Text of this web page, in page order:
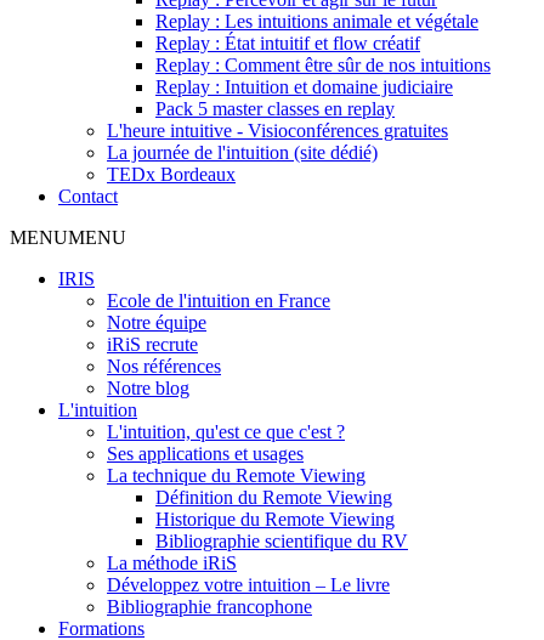
Replay : Les intuitions animale et végétale
Replay : État intuitif et flow créatif
Replay : Comment être sûr de nos intuitions
Replay : Intuition et domaine judiciaire
Pack 5 master classes en replay
L'heure intuitive - Visioconférences gratuites
La journée de l'intuition (site dédié)
TEDx Bordeaux
Contact
MENUMENU
IRIS
Ecole de l'intuition en France
Notre équipe
iRiS recrute
Nos références
Notre blog
L'intuition
L'intuition, qu'est ce que c'est ?
Ses applications et usages
La technique du Remote Viewing
Définition du Remote Viewing
Historique du Remote Viewing
Bibliographie scientifique du RV
La méthode iRiS
Développez votre intuition – Le livre
Bibliographie francophone
Formations